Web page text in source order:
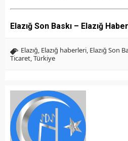
Elazığ Son Baskı – Elazığ
Elazığ, Elazığ haberleri, Elazığ Son
Ticaret,Türkiye